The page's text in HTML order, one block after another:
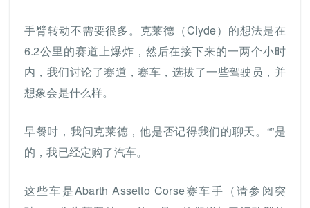
手臂转动不需要很多。克莱德（Clyde）的想法是在
6.2公里的赛道上爆炸，然后在接下来的一两个小时
内，我们讨论了赛道，赛车，选拔了一些驾驶员，并
想象会是什么样。
早餐时，我问克莱德，他是否记得我们的聊天。“”是
的，我已经定购了汽车。
这些车是Abarth Assetto Corse赛车手（请参阅突